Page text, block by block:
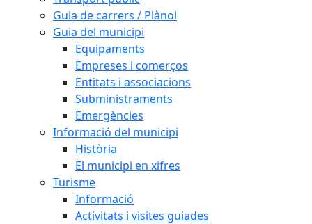
Guia de carrers / Plànol
Guia del municipi
Equipaments
Empreses i comerços
Entitats i associacions
Subministraments
Emergències
Informació del municipi
Història
El municipi en xifres
Turisme
Informació
Activitats i visites guiades